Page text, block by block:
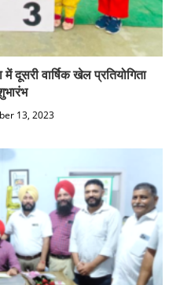
दूसरी वार्षिक खेल प्रतियोगिता
13, 2023